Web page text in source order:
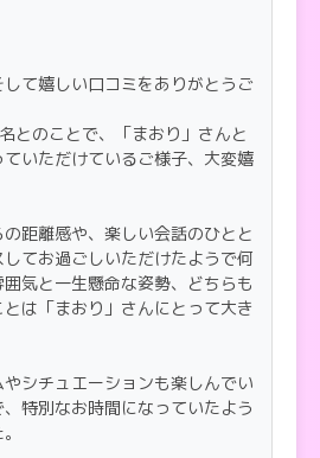
よろしいです
て嬉しい口コミをありがとうご
とのことで、「まおり」さんと
いただけているご様子、大変嬉
距離感や、楽しい会話のひとと
てお過ごしいただけたようで何
気と一生懸命な姿勢、どちらも
は「まおり」さんにとって大き
シチュエーションも楽しんでい
特別なお時間になっていたよう